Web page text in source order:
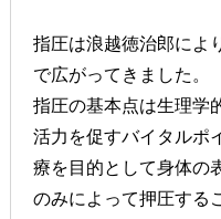
指圧は浪越徳治郎によ
で広がってきました。
指圧の基本点は生理学
活力を促すバイタルポ
療を目的として身体の
のみによって押圧する